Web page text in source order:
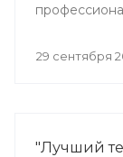
29 сентября
"Лучший